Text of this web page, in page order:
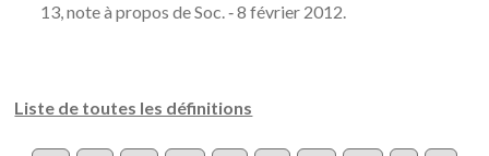
13, note à propos de Soc. ‑ 8 février 2012.
Liste de toutes les définitions